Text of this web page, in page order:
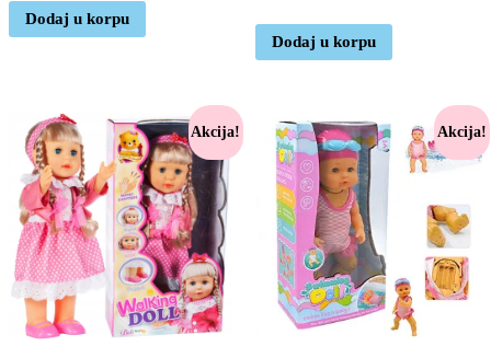
Dodaj u korpu
Dodaj u korpu
Akcija! Akcija!